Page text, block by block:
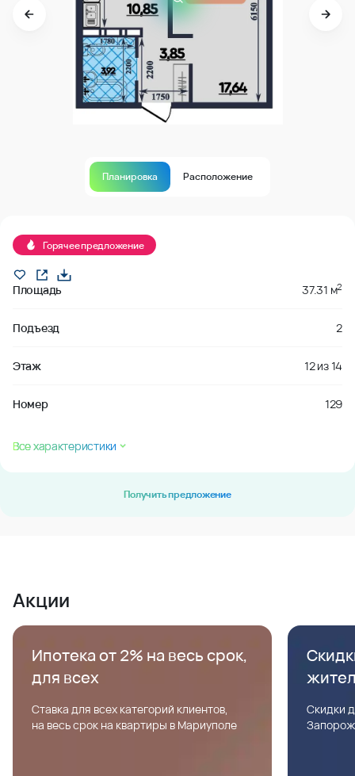
Планировка Расположение
Горячее предложение
Площадь 37.31 м2
Подъезд 2
Этаж 12из14
Номер 129
Все характеристики
Получить предложение
Акции
Ипотека от 2% на весь срок,
для всех
Ставка для всех категорий клиентов,
на весь срок на квартиры в Мариуполе
Скидки